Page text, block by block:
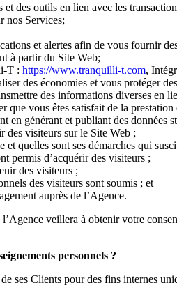
des outils en lien avec les
nos Services;
et alertes afin de vous fournir
à partir du Site Web;
T : https://www.tranquilli-t.com,
des économies et vous protéger
des informations diverses en
que vous êtes satisfait de la prestation
générant et publiant des données
des visiteurs sur le Site Web ;
quelles sont ses démarches qui
permis d’acquérir des visiteurs ;
des visiteurs ;
des visiteurs sont soumis ; et
auprès de l’Agence.
veillera à obtenir votre
personnels ?
ses Clients pour des fins internes